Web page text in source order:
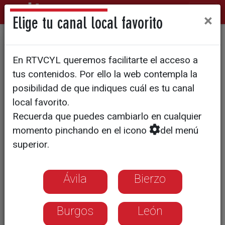
Aprobada la ZBE con el voto
en contra de PP y VOX
Elige tu canal local favorito ×
En RTVCYL queremos facilitarte el acceso a
tus contenidos. Por ello la web contempla la
posibilidad de que indiques cuál es tu canal
local favorito.
Recuerda que puedes cambiarlo en cualquier
momento pinchando en el icono
del menú
superior.
Ávila Bierzo
Burgos León